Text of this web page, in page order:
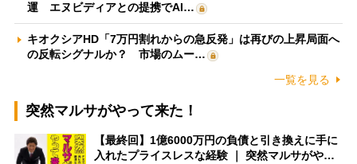
運 エヌビディアとの提携でAI…
キオクシアHD「7万円割れからの急反発」は再びの上昇局面へ
の反転シグナルか？ 市場のムー…
一覧を見る
突然マルサがやって来た！
【最終回】1億6000万円の負債と引き換えに手に
入れたプライスレスな経験 ｜ 突然マルサがや…